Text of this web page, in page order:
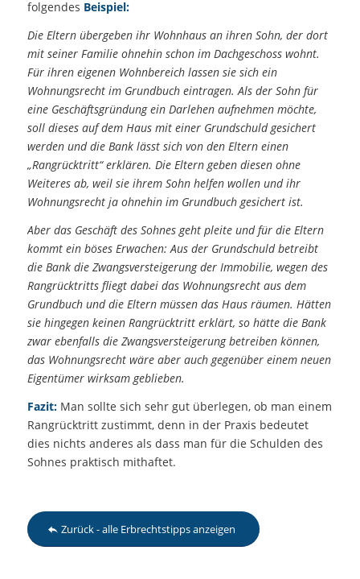
folgendes Beispiel:
Die Eltern übergeben ihr Wohnhaus an ihren Sohn, der dort
mit seiner Familie ohnehin schon im Dachgeschoss wohnt.
Für ihren eigenen Wohnbereich lassen sie sich ein
Wohnungsrecht im Grundbuch eintragen. Als der Sohn für
eine Geschäftsgründung ein Darlehen aufnehmen möchte,
soll dieses auf dem Haus mit einer Grundschuld gesichert
werden und die Bank lässt sich von den Eltern einen
„Rangrücktritt“ erklären. Die Eltern geben diesen ohne
Weiteres ab, weil sie ihrem Sohn helfen wollen und ihr
Wohnungsrecht ja ohnehin im Grundbuch gesichert ist.
Aber das Geschäft des Sohnes geht pleite und für die Eltern
kommt ein böses Erwachen: Aus der Grundschuld betreibt
die Bank die Zwangsversteigerung der Immobilie, wegen des
Rangrücktritts fliegt dabei das Wohnungsrecht aus dem
Grundbuch und die Eltern müssen das Haus räumen. Hätten
sie hingegen keinen Rangrücktritt erklärt, so hätte die Bank
zwar ebenfalls die Zwangsversteigerung betreiben können,
das Wohnungsrecht wäre aber auch gegenüber einem neuen
Eigentümer wirksam geblieben.
Fazit:Man sollte sich sehr gut überlegen, ob man einem
Rangrücktritt zustimmt, denn in der Praxis bedeutet
dies nichts anderes als dass man für die Schulden des
Sohnes praktisch mithaftet.
Zurück - alle Erbrechtstipps anzeigen